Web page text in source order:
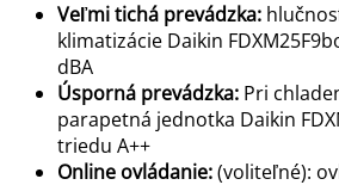
Veľmi tichá prevádzka:
klimatizácie Daikin
dBA
Úsporná prevádzka: Pri
parapetná jednotka Daikin
triedu A++
Online ovládanie:(voliteľné):